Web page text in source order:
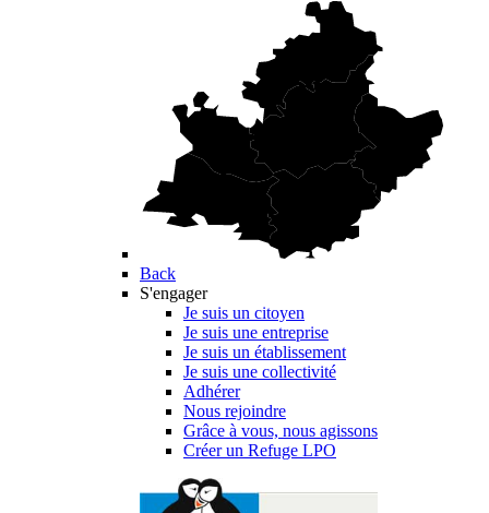
Back
S'engager
Je suis un citoyen
Je suis une entreprise
Je suis un établissement
Je suis une collectivité
Adhérer
Nous rejoindre
Grâce à vous, nous agissons
Créer un Refuge LPO